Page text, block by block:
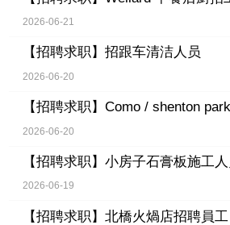
2026-06-21
【招聘求职】 招跟车清洁人员
2026-06-20
【招聘求职】 Como / shenton
2026-06-20
【招聘求职】 小房子石膏板施工
2026-06-19
【招聘求职】 北橋火煱店招聘員工